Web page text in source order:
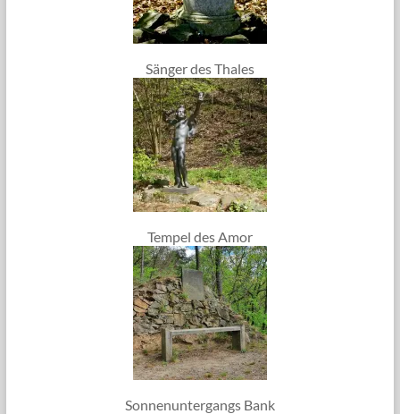
Sänger des Thales
Tempel des Amor
Sonnenuntergangs Bank